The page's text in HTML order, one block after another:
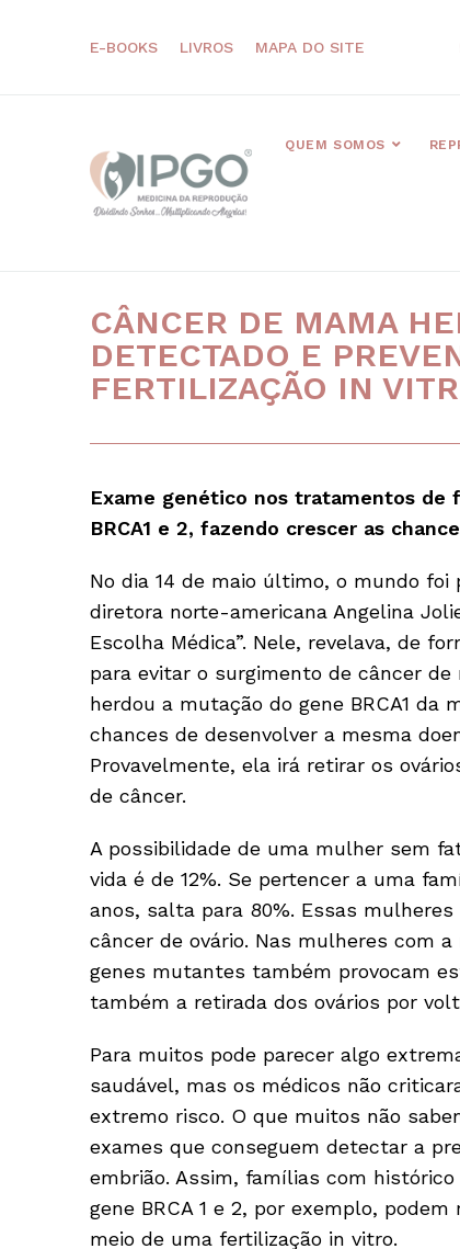
E-BOOKS LIVROS MAPA DO SITE
QUEM SOMOS
CÂNCER DE MAMA
DETECTADO E
FERTILIZAÇÃO IN
Exame genético nos tratamentos
BRCA1 e 2, fazendo crescer as
No dia 14 de maio último, o mundo
diretora norte-americana Angelina
Escolha Médica”. Nele, revelava, de
para evitar o surgimento de câncer
herdou a mutação do gene BRCA1 da
chances de desenvolver a mesma
Provavelmente, ela irá retirar os
de câncer.
A possibilidade de uma mulher sem
vida é de 12%. Se pertencer a uma
anos, salta para 80%. Essas
câncer de ovário. Nas mulheres com
genes mutantes também provocam
também a retirada dos ovários por
Para muitos pode parecer algo
saudável, mas os médicos não
extremo risco. O que muitos não
exames que conseguem detectar a
embrião. Assim, famílias com
gene BRCA 1 e 2, por exemplo,
meio de uma fertilização in vitro.